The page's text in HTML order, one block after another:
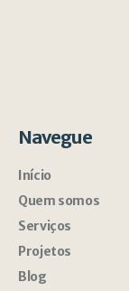
Navegue
Início
Quem somos
Serviços
Projetos
Blog